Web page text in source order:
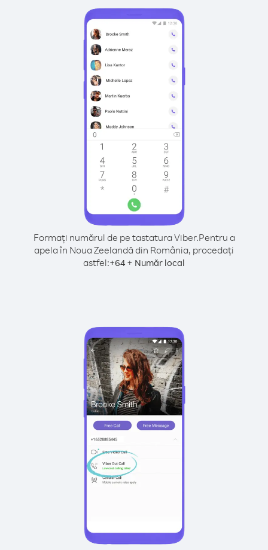
Formați numărul de pe tastatura Viber.Pentru a
apela în Noua Zeelandă din România, procedați
astfel:+64 + Număr local